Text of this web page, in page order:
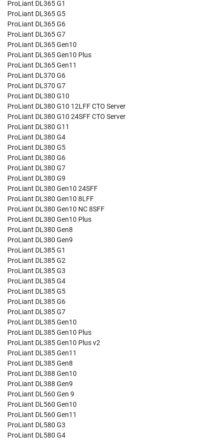
ProLiant DL365 G1
ProLiant DL365 G5
ProLiant DL365 G6
ProLiant DL365 G7
ProLiant DL365 Gen10
ProLiant DL365 Gen10 Plus
ProLiant DL365 Gen11
ProLiant DL370 G6
ProLiant DL370 G7
ProLiant DL380 G10
ProLiant DL380 G10 12LFF CTO Server
ProLiant DL380 G10 24SFF CTO Server
ProLiant DL380 G11
ProLiant DL380 G4
ProLiant DL380 G5
ProLiant DL380 G6
ProLiant DL380 G7
ProLiant DL380 G9
ProLiant DL380 Gen10 24SFF
ProLiant DL380 Gen10 8LFF
ProLiant DL380 Gen10 NC 8SFF
ProLiant DL380 Gen10 Plus
ProLiant DL380 Gen8
ProLiant DL380 Gen9
ProLiant DL385 G1
ProLiant DL385 G2
ProLiant DL385 G3
ProLiant DL385 G4
ProLiant DL385 G5
ProLiant DL385 G6
ProLiant DL385 G7
ProLiant DL385 Gen10
ProLiant DL385 Gen10 Plus
ProLiant DL385 Gen10 Plus v2
ProLiant DL385 Gen11
ProLiant DL385 Gen8
ProLiant DL388 Gen10
ProLiant DL388 Gen9
ProLiant DL560 Gen 9
ProLiant DL560 Gen10
ProLiant DL560 Gen11
ProLiant DL580 G3
ProLiant DL580 G4